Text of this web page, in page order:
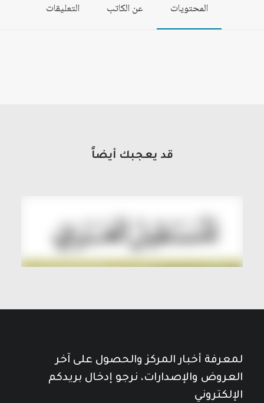
المحتويات عن الكاتب التعليقات
قد يعجبك أيضاً
لمعرفة أخبار المركز والحصول على آخر
العروض والإصدارات، نرجو إدخال بريدكم
الإلكتروني